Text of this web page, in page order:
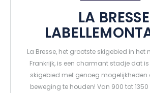
LA BRESSE
La Bresse, het grootste skigebied in
Frankrijk, is een charmant stadje dat
skigebied met genoeg mogelijkheden
beweging te houden! Van 900 tot